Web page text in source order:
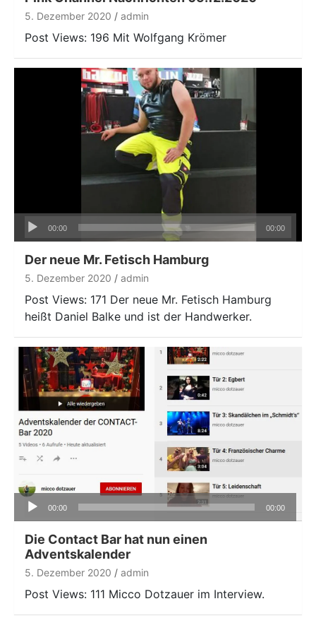
5. Dezember 2020 admin
Post Views: 196 Mit Wolfgang Krömer
Audio-
Player
00:00 00:00
Der neue Mr. Fetisch Hamburg
5. Dezember 2020 admin
Post Views: 171 Der neue Mr. Fetisch Hamburg
heißt Daniel Balke und ist der Handwerker.
Audio-
00:00 00:00
Die Contact Bar hat nun einen
Adventskalender
5. Dezember 2020 admin
Post Views: 111 Micco Dotzauer im Interview.